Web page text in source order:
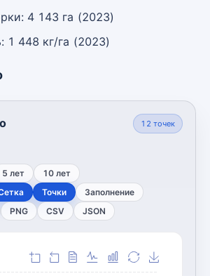
4 143 га (2023)
1 448 кг/га (2023)
12 точек
5 лет 10 лет
Точки Заполнение
PNG CSV JSON